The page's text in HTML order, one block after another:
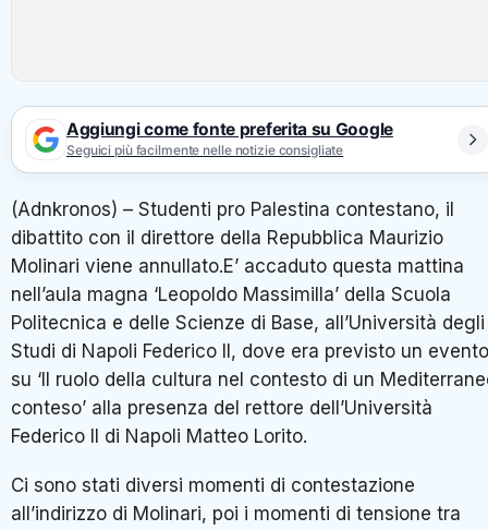
Aggiungi come fonte preferita su Google
Seguici più facilmente nelle notizie consigliate
(Adnkronos) – Studenti pro Palestina contestano, il
dibattito con il direttore della Repubblica Maurizio
Molinari viene annullato.E’ accaduto questa mattina
nell’aula magna ‘Leopoldo Massimilla’ della Scuola
Politecnica e delle Scienze di Base, all’Università degli
Studi di Napoli Federico II, dove era previsto un evento
su ‘Il ruolo della cultura nel contesto di un
conteso’ alla presenza del rettore dell’Università
Federico II di Napoli Matteo Lorito.
Ci sono stati diversi momenti di contestazione
all’indirizzo di Molinari, poi i momenti di tensione tra